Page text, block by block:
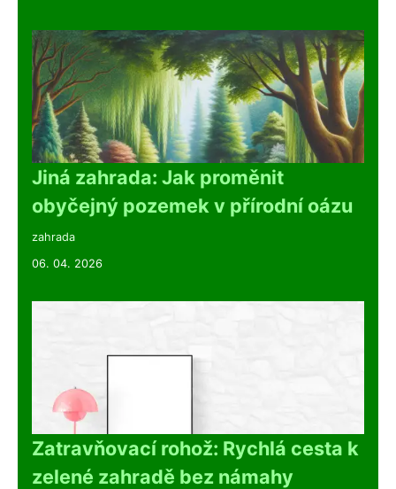
Jiná zahrada: Jak proměnit
obyčejný pozemek v přírodní oázu
zahrada
06. 04. 2026
Zatravňovací rohož: Rychlá cesta k
zelené zahradě bez námahy